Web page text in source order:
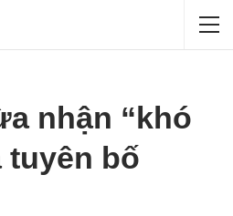
nhận “khó
tuyên bố